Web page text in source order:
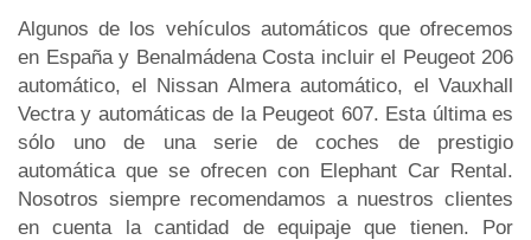
Algunos de los vehículos automáticos que ofrecemos
en España y Benalmádena Costa incluir el Peugeot 206
automático, el Nissan Almera automático, el Vauxhall
Vectra y automáticas de la Peugeot 607. Esta última es
sólo uno de una serie de coches de prestigio
automática que se ofrecen con Elephant Car Rental.
Nosotros siempre recomendamos a nuestros clientes
en cuenta la cantidad de equipaje que tienen. Por